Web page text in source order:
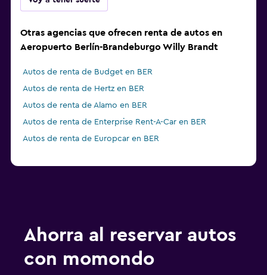
Otras agencias que ofrecen renta de autos en
Aeropuerto Berlín-Brandeburgo Willy Brandt
Autos de renta de Budget en BER
Autos de renta de Hertz en BER
Autos de renta de Alamo en BER
Autos de renta de Enterprise Rent-A-Car en BER
Autos de renta de Europcar en BER
Ahorra al reservar autos
con momondo